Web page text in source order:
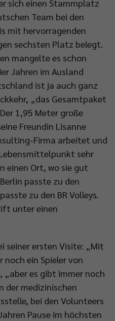
sich einen Stammplatz
Team bei den
mit hervorragenden
sechsten Platz belegt.
mangelte es schon
Jahren im Ausland
ist ja auch ganz
„das Gesamtpaket
1,95 Meter große
Freundin Lisanne
Firma arbeitet und
sehr
einen Ort, wo sie gut
passte zu den
zu den BR Volleys.
unter einen
seiner ersten Visite: „Mit
noch ein Spieler von
es gibt immer noch
der medizinischen
bei den Volunteers
Pause im höchsten